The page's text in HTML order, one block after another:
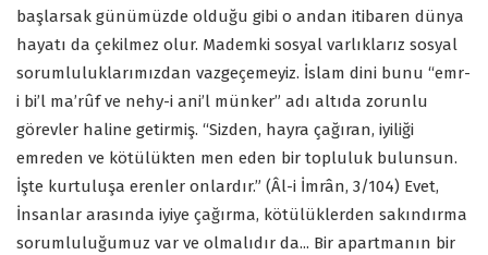
başlarsak günümüzde olduğu gibi o andan itibaren dünya
hayatı da çekilmez olur. Mademki sosyal varlıklarız sosyal
sorumluluklarımızdan vazgeçemeyiz. İslam dini bunu “emr-
i bi’l ma’rûf ve nehy-i ani’l münker” adı altıda zorunlu
görevler haline getirmiş. “Sizden, hayra çağıran, iyiliği
emreden ve kötülükten men eden bir topluluk bulunsun.
İşte kurtuluşa erenler onlardır.” (Âl-i İmrân, 3/104) Evet,
İnsanlar arasında iyiye çağırma, kötülüklerden sakındırma
sorumluluğumuz var ve olmalıdır da... Bir apartmanın bir